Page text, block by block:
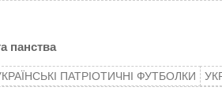
панства
ПАТРІОТИЧНІ ФУТБОЛКИ